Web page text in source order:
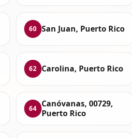
60 San Juan, Puerto Rico
62 Carolina, Puerto Rico
64
Canóvanas, 00729,
Puerto Rico